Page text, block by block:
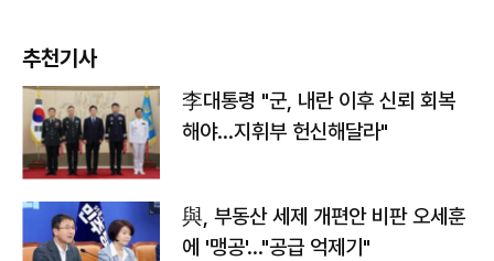
추천기사
李대통령 "군, 내란 이후 신뢰 회복
해야…지휘부 헌신해달라"
與, 부동산 세제 개편안 비판 오세훈
에 '맹공'…"공급 억제기"